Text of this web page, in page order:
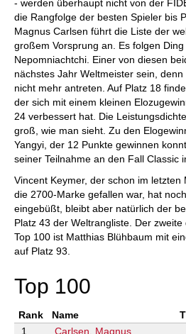
- werden überhaupt nicht von der
die Rangfolge der besten Spieler bis
Magnus Carlsen führt die Liste der
großem Vorsprung an. Es folgen
Nepomniachtchi. Einer von diesen
nächstes Jahr Weltmeister sein,
nicht mehr antreten. Auf Platz 18
der sich mit einem kleinen
24 verbessert hat. Die
groß, wie man sieht. Zu den
Yangyi, der 12 Punkte gewinnen
seiner Teilnahme an den Fall Classic
Vincent Keymer, der schon im
die 2700-Marke gefallen war, hat
eingebüßt, bleibt aber natürlich der
Platz 43 der Weltrangliste. Der
Top 100 ist Matthias Blühbaum mit
auf Platz 93.
Top 100
Rank Name
1
Carlsen, Magnus